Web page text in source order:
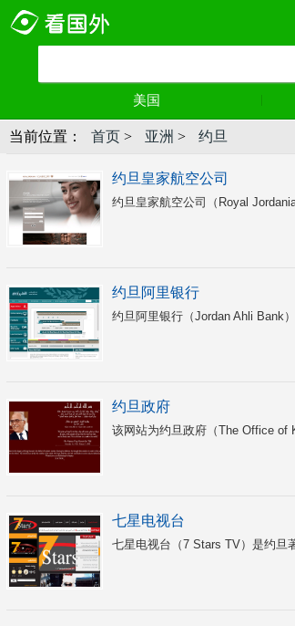
美国
当前位置： 首页 > 亚洲 > 约旦
约旦皇家航空公司
约旦阿里银行
约旦阿里银行（Jordan Ahli Bank
约旦政府
该网站为约旦政府（The Office of
七星电视台
七星电视台（7 Stars TV）是约旦